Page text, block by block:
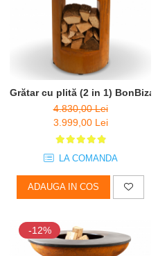
Grătar cu plită (2 in 1) BonBiza
4.830,00 Lei
3.999,00 Lei
LA COMANDA
ADAUGA IN COS
-12%